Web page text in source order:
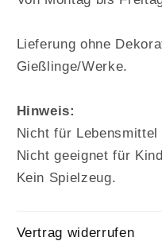
Lieferung ohne
Gießlinge/Werke.
Hinweis:
Nicht für Lebensmittel
Nicht geeignet für
Kein Spielzeug.
Vertrag widerrufen